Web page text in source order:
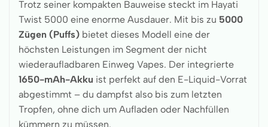
Trotz seiner kompakten Bauweise steckt im Hayati
Twist 5000 eine enorme Ausdauer. Mit bis zu 5000
Zügen (Puffs) bietet dieses Modell eine der
höchsten Leistungen im Segment der nicht
wiederaufladbaren Einweg Vapes. Der integrierte
1650-mAh-Akku ist perfekt auf den E-Liquid-Vorrat
abgestimmt – du dampfst also bis zum letzten
Tropfen, ohne dich um Aufladen oder Nachfüllen
kümmern zu müssen.